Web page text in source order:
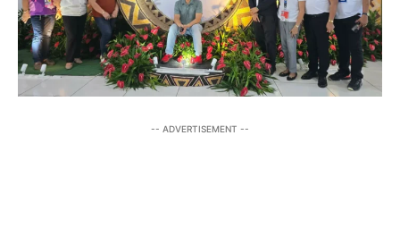
-- ADVERTISEMENT --